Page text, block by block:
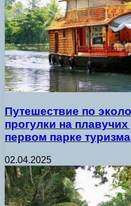
Путешествие по
прогулки на
первом парке туризма
02.04.2025